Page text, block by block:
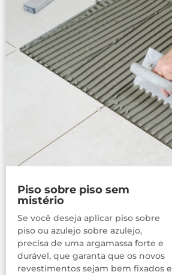
Piso sobre piso sem
mistério
Se você deseja aplicar piso sobre
piso ou azulejo sobre azulejo,
precisa de uma argamassa forte e
durável, que garanta que os novos
revestimentos sejam bem fixados e